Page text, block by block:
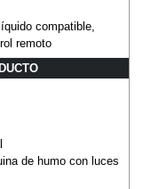
compatible,
remoto
de humo con luces